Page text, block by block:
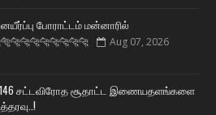
போராட்டம் மன்னாரில்
Aug 07, 2026
சட்டவிரோத சூதாட்ட இணையதளங்களை